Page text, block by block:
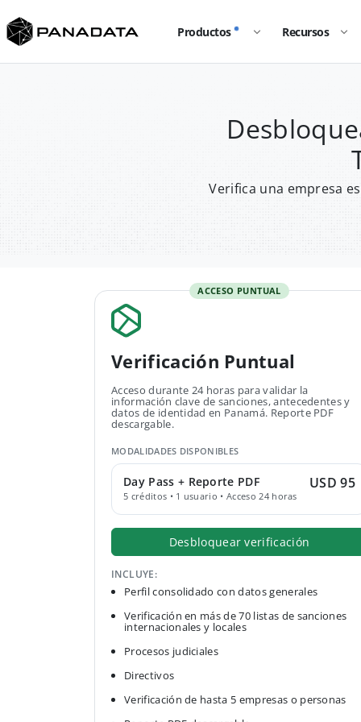
Productos Recursos
Verifica una empresa
ACCESO PUNTUAL
Verificación Puntual
Acceso durante 24 horas para validar la
información clave de sanciones, antecedentes y
datos de identidad en Panamá. Reporte PDF
descargable.
MODALIDADES DISPONIBLES
Day Pass + Reporte PDF
5 créditos • 1 usuario • Acceso 24 horas
USD 95
Desbloquear verificación
INCLUYE:
Perfil consolidado con datos generales
Verificación en más de 70 listas de sanciones
internacionales y locales
Procesos judiciales
Directivos
Verificación de hasta 5 empresas o personas